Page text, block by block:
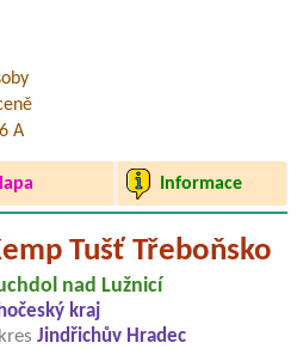
A
Informace
Tušť Třeboňsko
nad Lužnicí
kraj
Jindřichův Hradec